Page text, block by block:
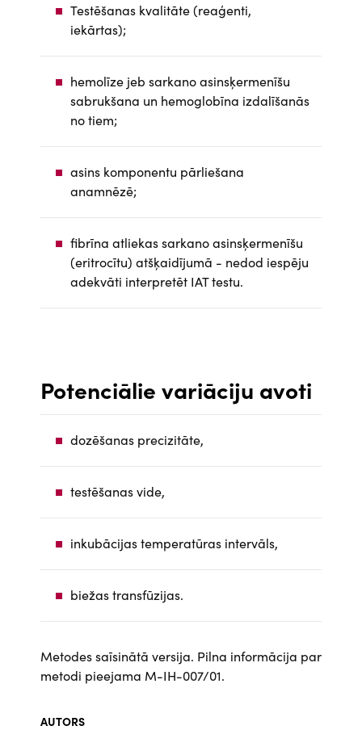
Testēšanas kvalitāte (reaģenti,
iekārtas);
hemolīze jeb sarkano asinsķermenīšu
sabrukšana un hemoglobīna izdalīšanās
no tiem;
asins komponentu pārliešana
anamnēzē;
fibrīna atliekas sarkano asinsķermenīšu
(eritrocītu) atšķaidījumā - nedod iespēju
adekvāti interpretēt IAT testu.
Potenciālie variāciju avoti
dozēšanas precizitāte,
testēšanas vide,
inkubācijas temperatūras intervāls,
biežas transfūzijas.
Metodes saīsinātā versija. Pilna informācija par
metodi pieejama M-IH-007/01.
AUTORS